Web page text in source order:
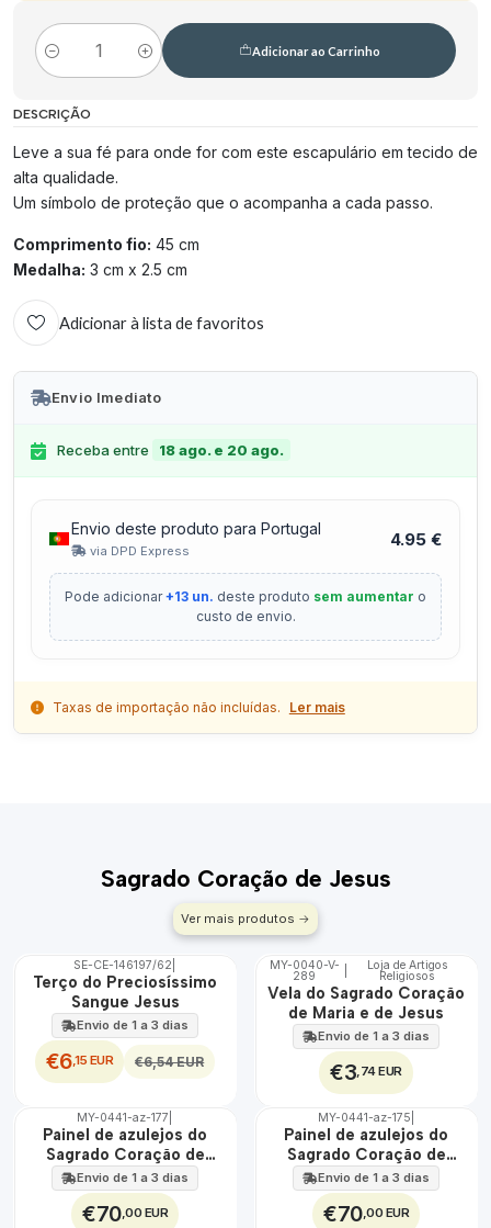
Quantidade
Adicionar ao Carrinho
DESCRIÇÃO
Leve a sua fé para onde for com este escapulário em tecido de
alta qualidade.
Um símbolo de proteção que o acompanha a cada passo.
Comprimento fio: 45 cm
Medalha: 3 cm x 2.5 cm
Adicionar à lista de favoritos
Envio Imediato
Receba entre 18 ago. e 20 ago.
Envio deste produto para Portugal
via DPD Express
4.95 €
Pode adicionar+13 un. deste produto sem aumentar o
custo de envio.
Taxas de importação não incluídas. Ler mais
Sagrado Coração de Jesus
Ver mais produtos
DESCONTO
SE-CE-146197/62
Terço do Preciosíssimo
Sangue Jesus
Envio de 1 a 3 dias
€6,15 EUR €6,54 EUR
🇵🇹
100%
MY-0040-V-
289
Loja de Artigos
Religiosos
Vela do Sagrado Coração
de Maria e de Jesus
Envio de 1 a 3 dias
€3,74 EUR
🇵🇹
100%
EXT.
MY-0441-az-177
Painel de azulejos do
Sagrado Coração de
Maria e Jesus 45 cm x 60
cm
Envio de 1 a 3 dias
€70,00 EUR
🇵🇹
100%
EXT.
MY-0441-az-175
Painel de azulejos do
Sagrado Coração de
Jesus 45 cm x 60 cm
Envio de 1 a 3 dias
€70,00 EUR